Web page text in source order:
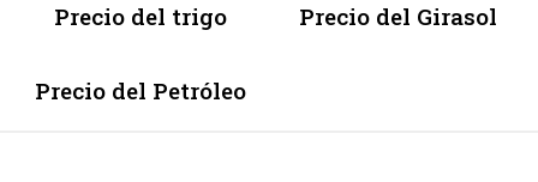
Precio del trigo Precio del Girasol
Precio del Petróleo